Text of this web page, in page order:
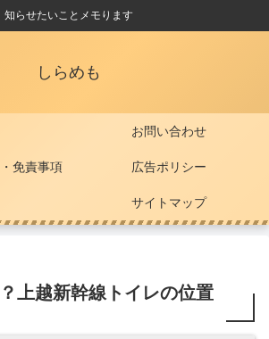
知らせたいことメモります
しらめも
お問い合わせ
免責事項 広告ポリシー
サイトマップ
上越新幹線トイレの位置